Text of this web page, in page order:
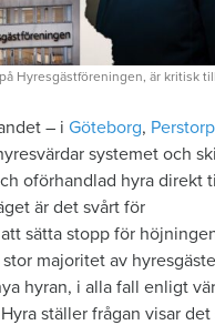
Hyresgästföreningen, är kritisk till
– i Göteborg, Perstorp
systemet och
oförhandlad hyra direkt
är det svårt för
sätta stopp för
majoritet av
hyran, i alla fall enligt
ställer frågan visar